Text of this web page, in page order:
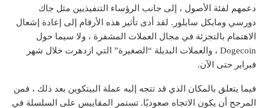
دعمهم لفئة الأصول ، إلى جانب الرؤساء التنفيذيين مثل جاك
دورسي ومايكل سايلور. لقد أدى تأثير هذه الأرقام إلى إعادة إشعال
الاهتمام بالتجزئة في مجال العملات المشفرة ، ولا سيما حول
Dogecoin ، والعملات البديلة “الصغيرة” التي ازدهرت خلال شهر
فبراير حتى الآن.
فيما يتعلق بالمكان الذي قد تتجه إليه عملة البيتكوين بعد ذلك ، فمن
المرجح أن يكون الاتجاه صعوديًا. تستمر المقاييس على السلسلة في